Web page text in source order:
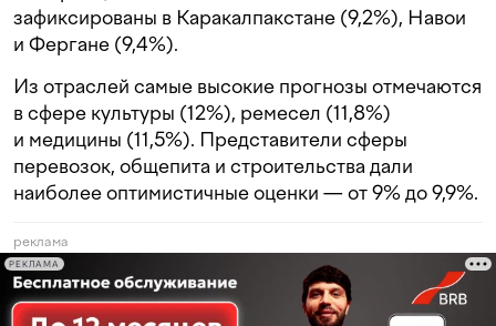
зафиксированы в Каракалпакстане (9,2%), Навои
и Фергане (9,4%).
Из отраслей самые высокие прогнозы отмечаются
в сфере культуры (12%), ремесел (11,8%)
и медицины (11,5%). Представители сферы
перевозок, общепита и строительства дали
наиболее оптимистичные оценки — от 9% до 9,9%.
реклама
РЕКЛАМА